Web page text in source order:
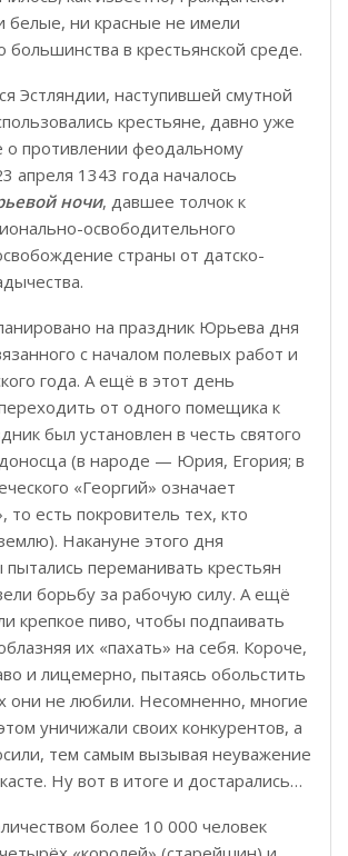
белые, ни красные не имели
в крестьянской среде.
Эстляндии, наступившей смутной
крестьяне, давно уже
противлении феодальному
апреля 1343 года началось
ночи, давшее толчок к
освободительного
страны от датско-
на праздник Юрьева дня
с началом полевых работ и
года. А ещё в этот день
от одного помещика к
был установлен в честь святого
(в народе — Юрия, Егория; в
«Георгий» означает
то есть покровитель тех, кто
Накануне этого дня
переманивать крестьян
борьбу за рабочую силу. А ещё
крепкое пиво, чтобы подпаивать
их «пахать» на себя. Короче,
и лицемерно, пытаясь обольстить
они не любили. Несомненно, многие
уничижали своих конкурентов, а
тем самым вызывая неуважение
Ну вот в итоге и достарались…
более 10 000 человек